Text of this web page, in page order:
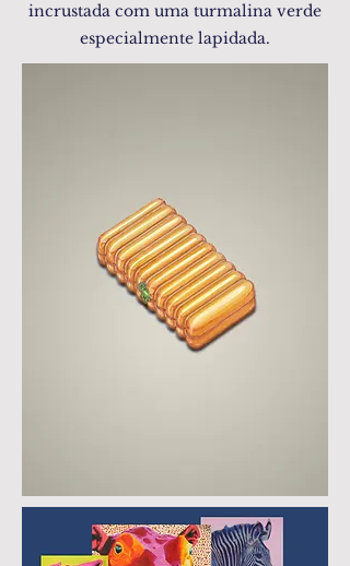
incrustada com uma turmalina verde
especialmente lapidada.